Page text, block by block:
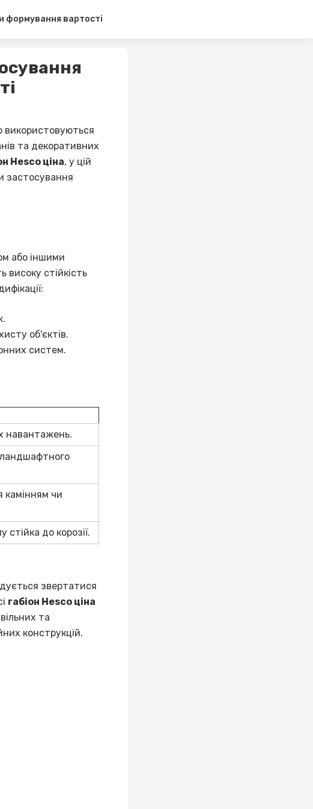
формування вартості
використовуються
та декоративних
Hesco ціна, у цій
застосування
або іншими
високу стійкість
об'єктів.
систем.
навантажень.
ландшафтного
камінням чи
стійка до корозії.
звертатися
габіон Hesco ціна
та
конструкцій.